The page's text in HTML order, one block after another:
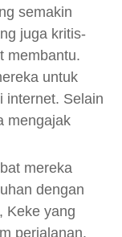
semakin
juga kritis-
membantu.
untuk
internet. Selain
mengajak
mereka
dengan
Keke yang
perjalanan.